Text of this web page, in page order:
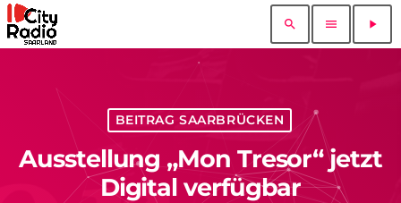
search menu play_arrow
BEITRAG SAARBRÜCKEN
Ausstellung „Mon Tresor“ jetzt
Digital verfügbar